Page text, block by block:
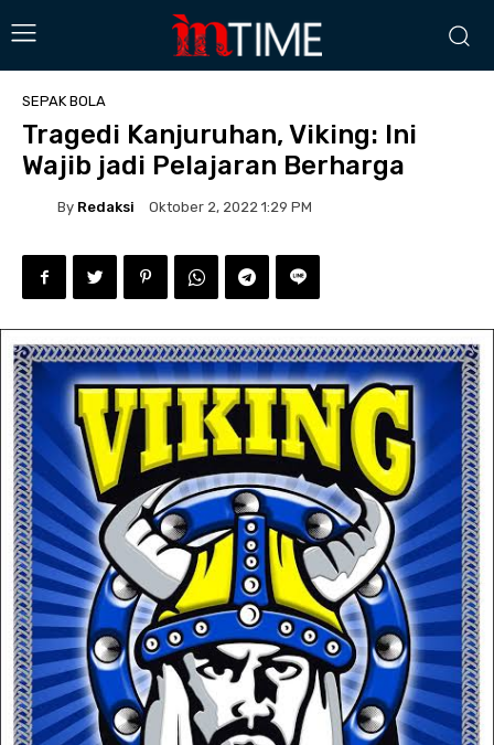
SEPAK BOLA
Tragedi Kanjuruhan, Viking: Ini
Wajib jadi Pelajaran Berharga
By Redaksi Oktober 2, 2022 1:29 PM